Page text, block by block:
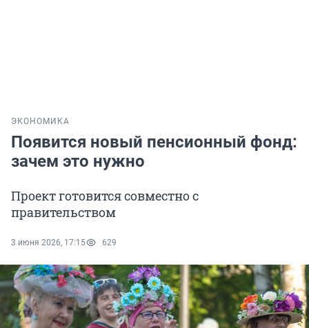
ЭКОНОМИКА
Появится новый пенсионный фонд:
зачем это нужно
Проект готовится совместно с
правительством
3 июня 2026, 17:15 629